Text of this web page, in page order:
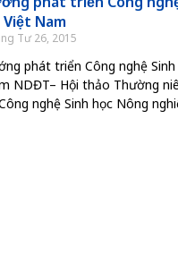
Nam
Tư 26, 2015
phát triển Công nghệ
NDĐT– Hội thảo Thường
nghệ Sinh học Nông